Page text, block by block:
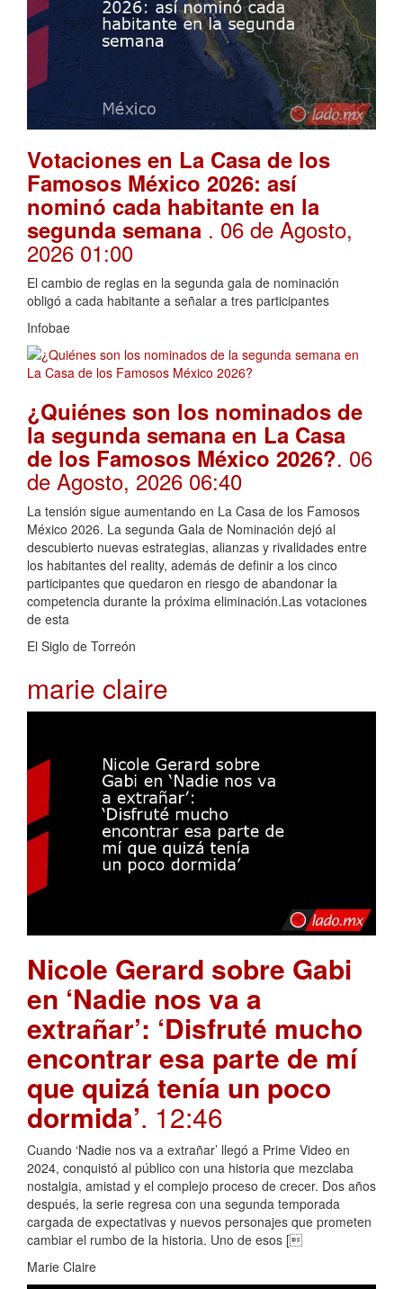
Votaciones en La Casa de los
Famosos México 2026: así
nominó cada habitante en la
segunda semana . 06 de Agosto,
2026 01:00
El cambio de reglas en la segunda gala de nominación
obligó a cada habitante a señalar a tres participantes
Infobae
¿Quiénes son los nominados de
la segunda semana en La Casa
de los Famosos México 2026?. 06
de Agosto, 2026 06:40
La tensión sigue aumentando en La Casa de los Famosos
México 2026. La segunda Gala de Nominación dejó al
descubierto nuevas estrategias, alianzas y rivalidades entre
los habitantes del reality, además de definir a los cinco
participantes que quedaron en riesgo de abandonar la
competencia durante la próxima eliminación.Las votaciones
de esta
El Siglo de Torreón
marie claire
Nicole Gerard sobre Gabi
en ‘Nadie nos va a
extrañar’: ‘Disfruté mucho
encontrar esa parte de mí
que quizá tenía un poco
dormida’. 12:46
Cuando ‘Nadie nos va a extrañar’ llegó a Prime Video en
2024, conquistó al público con una historia que mezclaba
nostalgia, amistad y el complejo proceso de crecer. Dos años
después, la serie regresa con una segunda temporada
cargada de expectativas y nuevos personajes que prometen
cambiar el rumbo de la historia. Uno de esos [
Marie Claire